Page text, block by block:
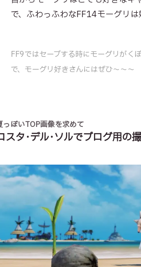
で、ふわっふわなFF14モーグリは
FF9ではセーブする時にモーグリがく
で、モーグリ好きさんにはぜひ～～～
っぽいTOP画像を求めて
スタ･デル･ソルでブログ用の